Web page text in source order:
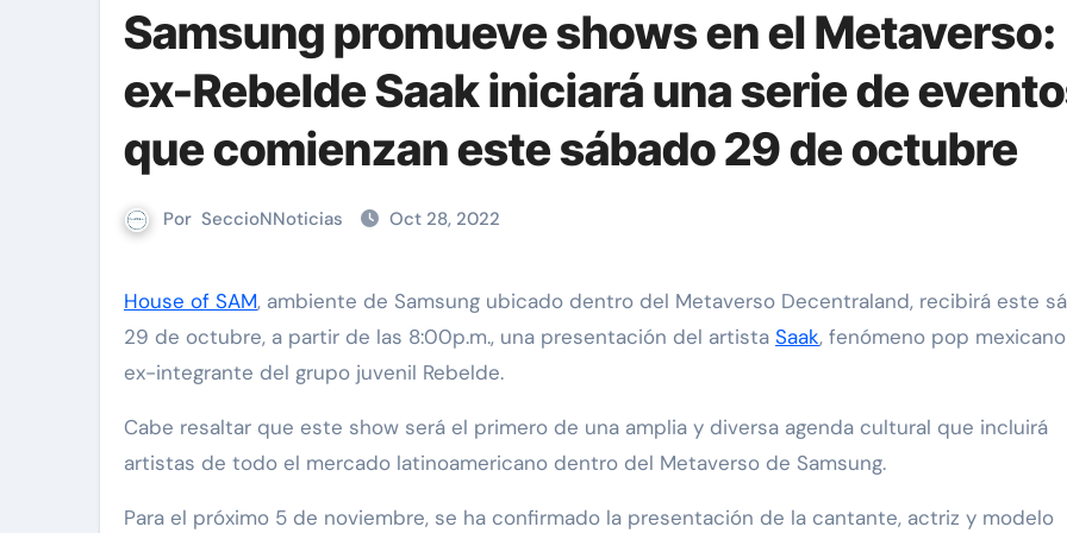
Samsung promueve shows en el Metaverso:
ex-Rebelde Saak iniciará una serie de
que comienzan este sábado 29 de octubre
Por SeccioNNoticias Oct 28, 2022
House of SAM, ambiente de Samsung ubicado dentro del Metaverso Decentraland, recibirá este
29 de octubre, a partir de las 8:00p.m., una presentación del artista Saak, fenómeno pop
ex-integrante del grupo juvenil Rebelde.
Cabe resaltar que este show será el primero de una amplia y diversa agenda cultural que incluirá
artistas de todo el mercado latinoamericano dentro del Metaverso de Samsung.
Para el próximo 5 de noviembre, se ha confirmado la presentación de la cantante, actriz y modelo